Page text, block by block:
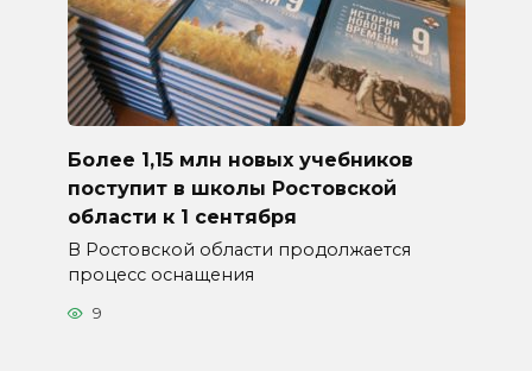
Более 1,15 млн новых учебников
поступит в школы Ростовской
области к 1 сентября
В Ростовской области продолжается
процесс оснащения
9